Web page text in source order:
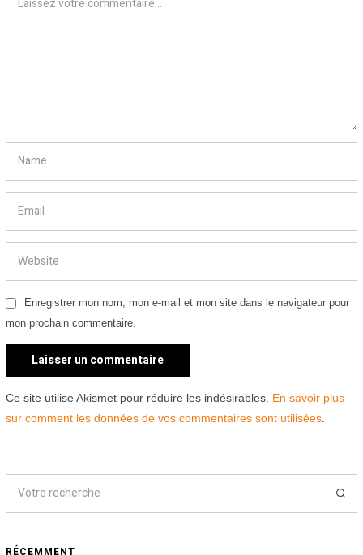
Enregistrer mon nom, mon e-mail et mon site dans le navigateur pour
mon prochain commentaire.
Ce site utilise Akismet pour réduire les indésirables. En savoir plus
sur comment les données de vos commentaires sont utilisées.
RÉCEMMENT